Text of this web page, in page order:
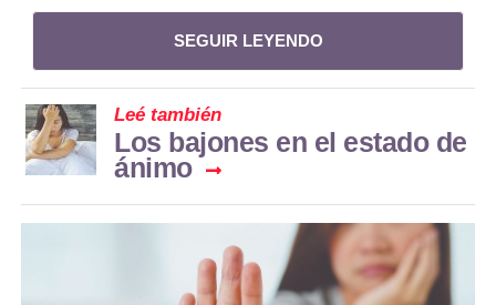
SEGUIR LEYENDO
Leé también
Los bajones en el estado de
ánimo